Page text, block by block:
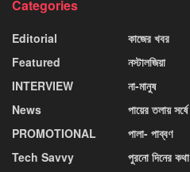
Categories
Editorial
Featured
INTERVIEW
News
PROMOTIONAL
Tech Savvy
কাজের খবর
নস্টালজিয়া
না-মানুষ
পায়ের তলায় সর্ষে
পালা- পাব্বণ
পুরনো দিনের কথা